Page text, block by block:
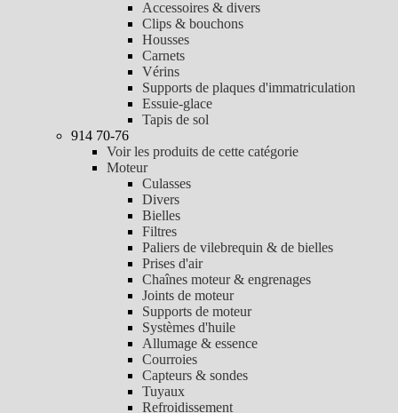
Accessoires & divers
Clips & bouchons
Housses
Carnets
Vérins
Supports de plaques d'immatriculation
Essuie-glace
Tapis de sol
914 70-76
Voir les produits de cette catégorie
Moteur
Culasses
Divers
Bielles
Filtres
Paliers de vilebrequin & de bielles
Prises d'air
Chaînes moteur & engrenages
Joints de moteur
Supports de moteur
Systèmes d'huile
Allumage & essence
Courroies
Capteurs & sondes
Tuyaux
Refroidissement